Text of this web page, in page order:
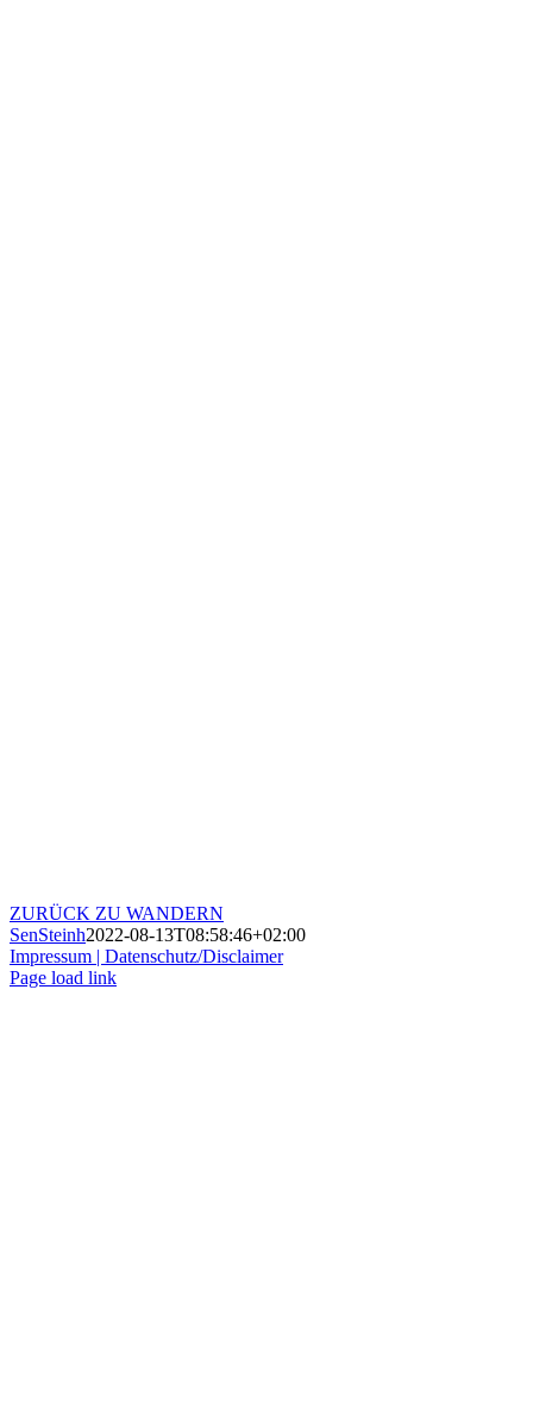
ZURÜCK ZU WANDERN
SenSteinh2022-08-13T08:58:46+02:00
Impressum | Datenschutz/Disclaimer
Page load link